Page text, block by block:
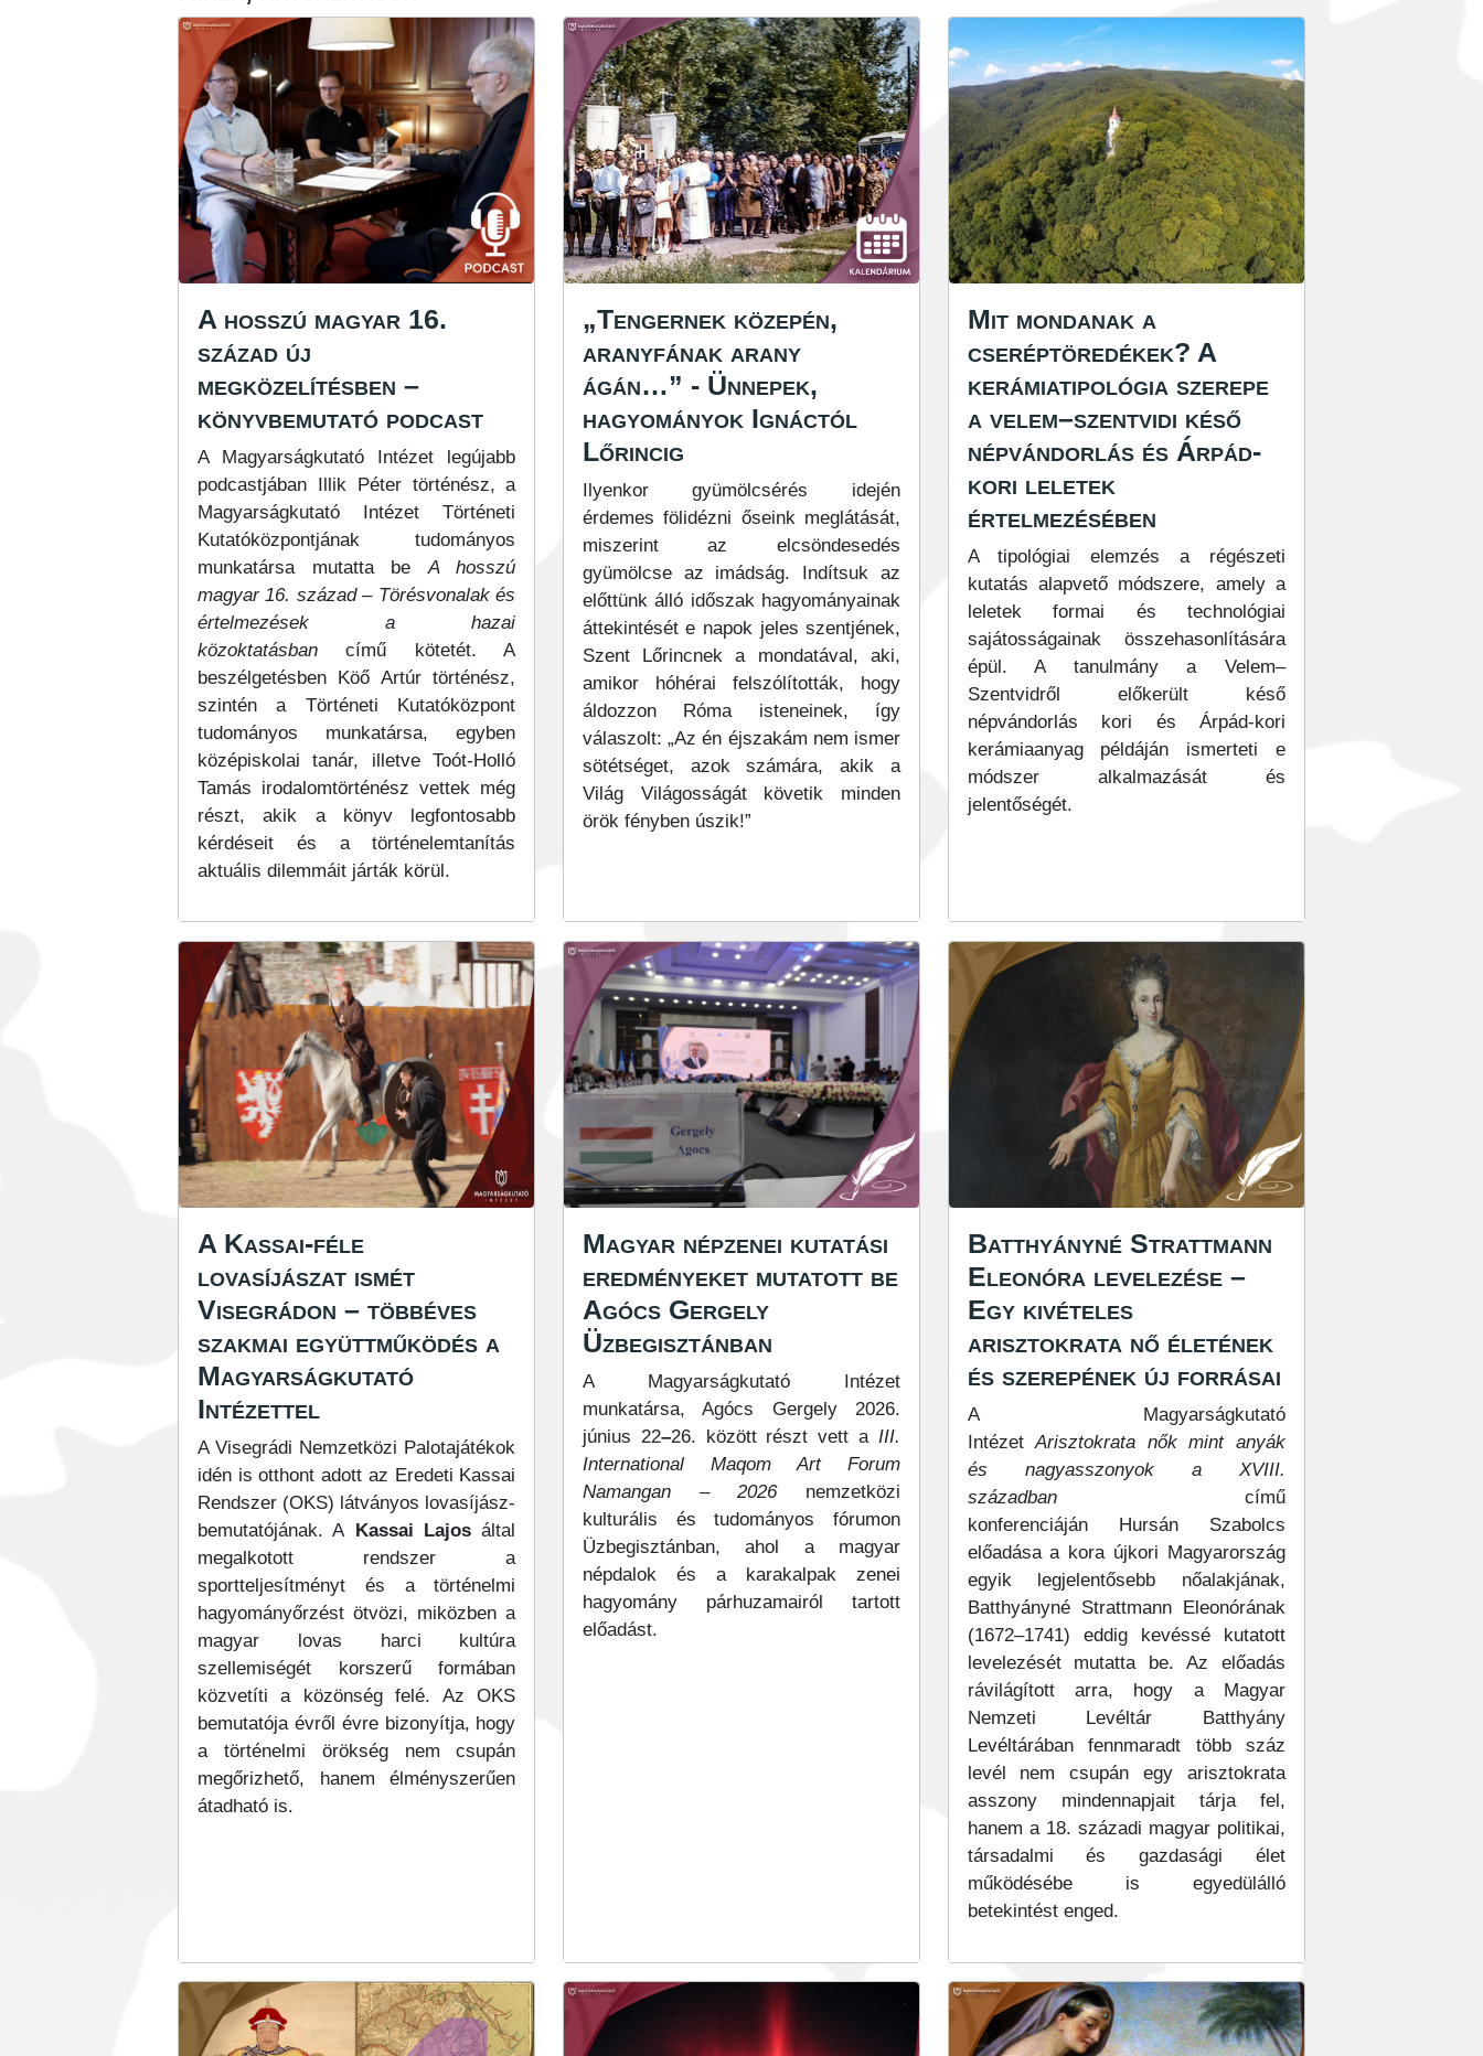
A hosszú magyar 16.
század új
megközelítésben –
könyvbemutató podcast
A Magyarságkutató Intézet legújabb
podcastjában Illik Péter történész, a
Magyarságkutató Intézet Történeti
Kutatóközpontjának tudományos
munkatársa mutatta beA hosszú
magyar 16. század – Törésvonalak és
értelmezések a hazai
közoktatásbancímű kötetét. A
beszélgetésben Köő Artúr történész,
szintén a Történeti Kutatóközpont
tudományos munkatársa, egyben
középiskolai tanár, illetve Toót-Holló
Tamás irodalomtörténész vettek még
részt, akik a könyv legfontosabb
kérdéseit és a történelemtanítás
aktuális dilemmáit járták körül.
„Tengernek közepén,
aranyfának arany
ágán…” - Ünnepek,
hagyományok Ignáctól
Lőrincig
Ilyenkor gyümölcsérés idején
érdemes fölidézni őseink meglátását,
miszerint az elcsöndesedés
gyümölcse az imádság. Indítsuk az
előttünk álló időszak hagyományainak
áttekintését e napok jeles szentjének,
Szent Lőrincnek a mondatával, aki,
amikor hóhérai felszólították, hogy
áldozzon Róma isteneinek, így
válaszolt: „Az én éjszakám nem ismer
sötétséget, azok számára, akik a
Világ Világosságát követik minden
örök fényben úszik!”
Mit mondanak a
cseréptöredékek? A
kerámiatipológia szerepe
a velem–szentvidi késő
népvándorlás és Árpád-
kori leletek
értelmezésében
A tipológiai elemzés a régészeti
kutatás alapvető módszere, amely a
leletek formai és technológiai
sajátosságainak összehasonlítására
épül. A tanulmány a Velem–
Szentvidről előkerült késő
népvándorlás kori és Árpád-kori
kerámiaanyag példáján ismerteti e
módszer alkalmazását és
jelentőségét.
A Kassai-féle
lovasíjászat ismét
Visegrádon – többéves
szakmai együttműködés a
Magyarságkutató
Intézettel
A Visegrádi Nemzetközi Palotajátékok
idén is otthont adott az Eredeti Kassai
Rendszer (OKS) látványos lovasíjász-
bemutatójának. AKassai Lajos által
megalkotott rendszer a
sportteljesítményt és a történelmi
hagyományőrzést ötvözi, miközben a
magyar lovas harci kultúra
szellemiségét korszerű formában
közvetíti a közönség felé. Az OKS
bemutatója évről évre bizonyítja, hogy
a történelmi örökség nem csupán
megőrizhető, hanem élményszerűen
átadható is.
Magyar népzenei kutatási
eredményeket mutatott be
Agócs Gergely
Üzbegisztánban
A Magyarságkutató Intézet
munkatársa, Agócs Gergely 2026.
június 22–26. között részt vett aIII.
International Maqom Art Forum
Namangan – 2026nemzetközi
kulturális és tudományos fórumon
Üzbegisztánban, ahol a magyar
népdalok és a karakalpak zenei
hagyomány párhuzamairól tartott
előadást.
Batthyányné Strattmann
Eleonóra levelezése –
Egy kivételes
arisztokrata nő életének
és szerepének új forrásai
A Magyarságkutató
IntézetArisztokrata nők mint anyák
és nagyasszonyok a XVIII.
századbancímű
konferenciáján Hursán Szabolcs
előadása a kora újkori Magyarország
egyik legjelentősebb nőalakjának,
Batthyányné Strattmann Eleonórának
(1672–1741) eddig kevéssé kutatott
levelezését mutatta be. Az előadás
rávilágított arra, hogy a Magyar
Nemzeti Levéltár Batthyány
Levéltárában fennmaradt több száz
levél nem csupán egy arisztokrata
asszony mindennapjait tárja fel,
hanem a 18. századi magyar politikai,
társadalmi és gazdasági élet
működésébe is egyedülálló
betekintést enged.